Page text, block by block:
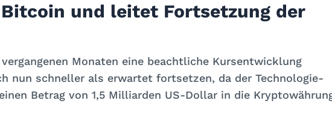
und leitet Fortsetzung der
Monaten eine beachtliche Kursentwicklung
nun schneller als erwartet fortsetzen, da der Technologie-
Betrag von 1,5 Milliarden US-Dollar in die